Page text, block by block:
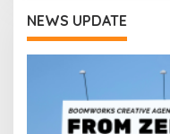
a
s
NEWS UPDATE